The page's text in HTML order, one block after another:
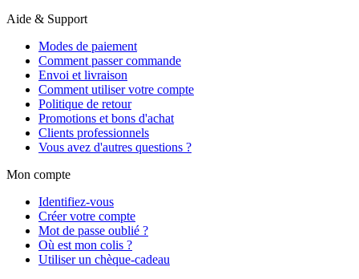
Aide & Support
Modes de paiement
Comment passer commande
Envoi et livraison
Comment utiliser votre compte
Politique de retour
Promotions et bons d'achat
Clients professionnels
Vous avez d'autres questions ?
Mon compte
Identifiez-vous
Créer votre compte
Mot de passe oublié ?
Où est mon colis ?
Utiliser un chèque-cadeau